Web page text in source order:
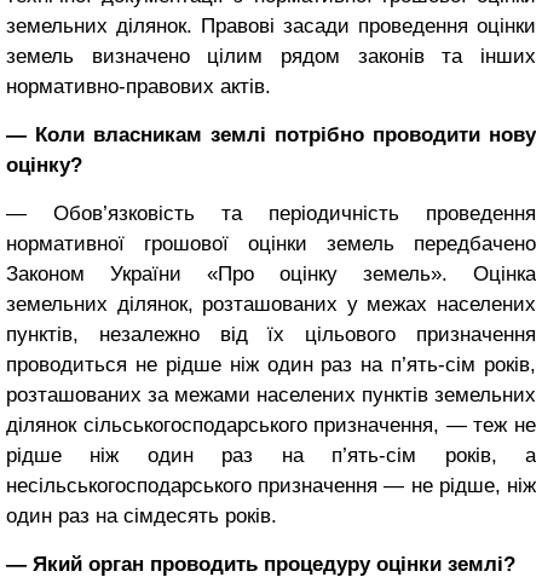
земельних ділянок. Правові засади проведення оцінки
земель визначено цілим рядом законів та інших
нормативно-правових актів.
— Коли власникам землі потрібно проводити нову
оцінку?
— Обов’язковість та періодичність проведення
нормативної грошової оцінки земель передбачено
Законом України «Про оцінку земель». Оцінка
земельних ділянок, розташованих у межах населених
пунктів, незалежно від їх цільового призначення
проводиться не рідше ніж один раз на п’ять-сім років,
розташованих за межами населених пунктів земельних
ділянок сільськогосподарського призначення, — теж не
рідше ніж один раз на п’ять-сім років, а
несільськогосподарського призначення — не рідше, ніж
один раз на сімдесять років.
— Який орган проводить процедуру оцінки землі?